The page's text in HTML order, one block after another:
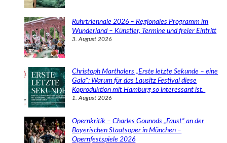
Ruhrtriennale 2026 – Regionales Programm im
Wunderland – Künstler, Termine und freier Eintritt
3. August 2026
Christoph Marthalers „Erste letzte Sekunde – eine
Gala“: Warum für das Lausitz Festival diese
Koproduktion mit Hamburg so interessant ist.
1. August 2026
Opernkritik – Charles Gounods „Faust“ an der
Bayerischen Staatsoper in München –
Opernfestspiele 2026